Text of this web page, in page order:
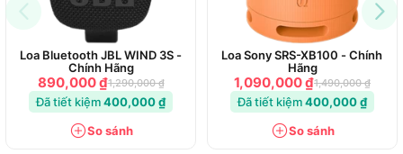
Loa Bluetooth JBL WIND 3S -
Chính Hãng
890,000 ₫1,290,000 ₫
Đã tiết kiệm400,000 ₫
So sánh
Loa Sony SRS-XB100 - Chính
Hãng
1,090,000 ₫1,490,000 ₫
Đã tiết kiệm400,000 ₫
So sánh